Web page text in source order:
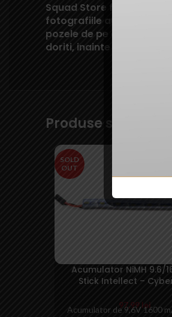
Squad Store face
fotografiile au caracter
pozele de pe acest site;
doriti, inainte de a
Produse similare
SOLD
OUT
Acumulator NiMH 9.6/
Stick Intellect –
97,99lei
Acumulator de 9,6V 1600